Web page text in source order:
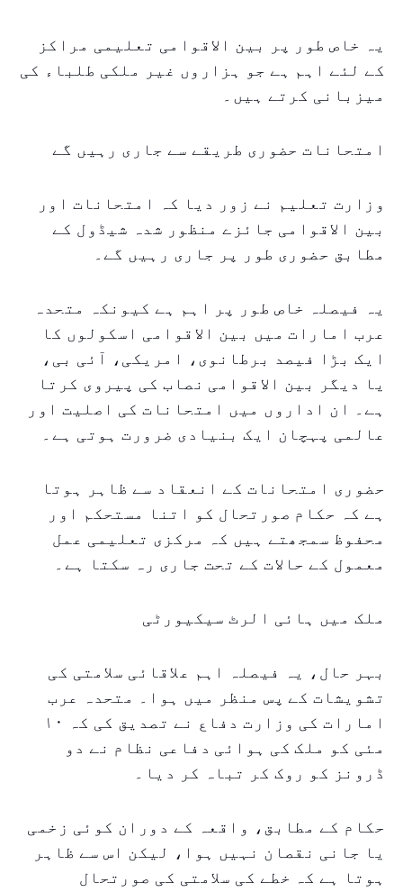
یہ خاص طور پر بین الاقوامی تعلیمی مراکز
کے لئے اہم ہے جو ہزاروں غیر ملکی طلباء کی
میزبانی کرتے ہیں۔
امتحانات حضوری طریقے سے جاری رہیں گے
وزارت تعلیم نے زور دیا کہ امتحانات اور
بین الاقوامی جائزے منظور شدہ شیڈول کے
مطابق حضوری طور پر جاری رہیں گے۔
یہ فیصلہ خاص طور پر اہم ہے کیونکہ متحدہ
عرب امارات میں بین الاقوامی اسکولوں کا
ایک بڑا فیصد برطانوی، امریکی، آئی بی،
یا دیگر بین الاقوامی نصاب کی پیروی کرتا
ہے۔ ان اداروں میں امتحانات کی اصلیت اور
عالمی پہچان ایک بنیادی ضرورت ہوتی ہے۔
حضوری امتحانات کے انعقاد سے ظاہر ہوتا
ہے کہ حکام صورتحال کو اتنا مستحکم اور
محفوظ سمجھتے ہیں کہ مرکزی تعلیمی عمل
معمول کے حالات کے تحت جاری رہ سکتا ہے۔
ملک میں ہائی الرٹ سیکیورٹی
بہر حال، یہ فیصلہ اہم علاقائی سلامتی کی
تشویشات کے پس منظر میں ہوا۔ متحدہ عرب
امارات کی وزارت دفاع نے تصدیق کی کہ ۱۰
مئی کو ملک کی ہوائی دفاعی نظام نے دو
ڈرونز کو روک کر تباہ کر دیا۔
حکام کے مطابق، واقعہ کے دوران کوئی زخمی
یا جانی نقصان نہیں ہوا، لیکن اس سے ظاہر
ہوتا ہے کہ خطے کی سلامتی کی صورتحال